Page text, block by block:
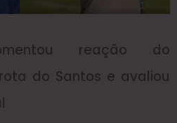
reação do
do Santos e avaliou